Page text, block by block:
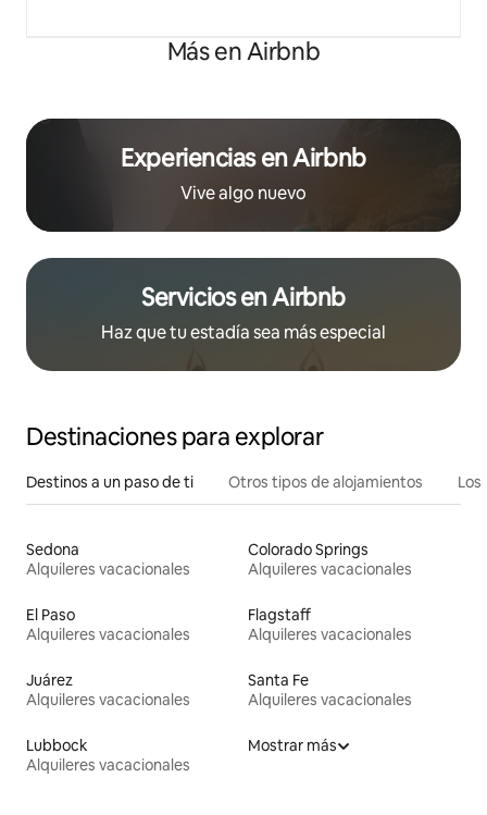
Más en Airbnb
Experiencias en Airbnb
Vive algo nuevo
Servicios en Airbnb
Haz que tu estadía sea más especial
Destinaciones para explorar
Destinos a un paso de ti Otros tipos de alojamientos
Sedona
Alquileres vacacionales
Colorado Springs
Alquileres vacacionales
El Paso
Alquileres vacacionales
Flagstaff
Alquileres vacacionales
Juárez
Alquileres vacacionales
Santa Fe
Alquileres vacacionales
Lubbock
Alquileres vacacionales
Mostrar más